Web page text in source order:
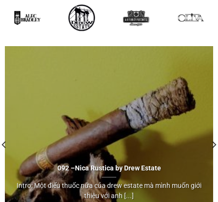
Nica Rustica
Drew Estate
092 –Nica Rustica byDrew Estate
Intro: Một điếu thuốc nữa của drew estate mà mình muốn giới
thiệu với anh [...]